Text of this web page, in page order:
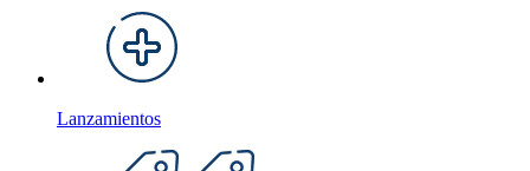
Lanzamientos